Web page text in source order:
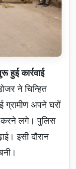
कार्रवाई
ने चिन्हित
ग्रामीण अपने घरों
करने लगे। पुलिस
इसी दौरान